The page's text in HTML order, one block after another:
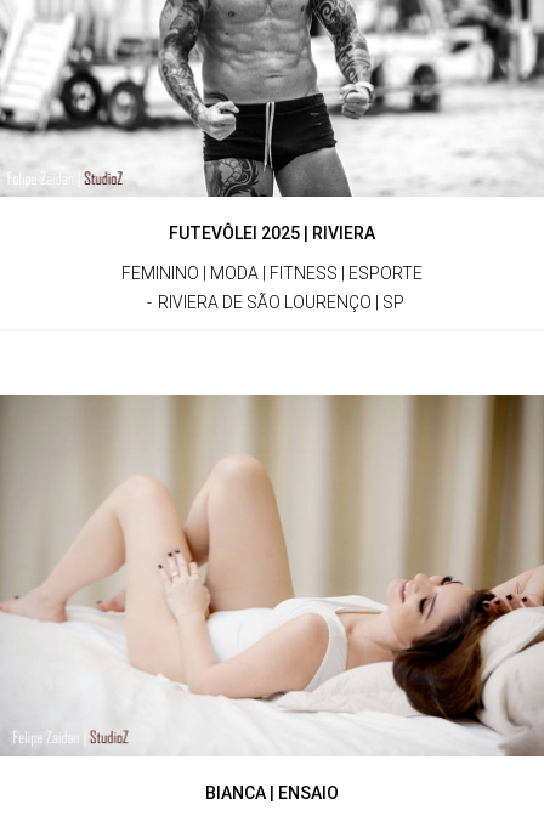
FUTEVÔLEI 2025 | RIVIERA
FEMININO | MODA | FITNESS | ESPORTE
RIVIERA DE SÃO LOURENÇO | SP
BIANCA | ENSAIO